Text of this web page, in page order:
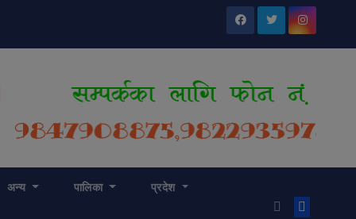
अन्य पालिका प्रदेश